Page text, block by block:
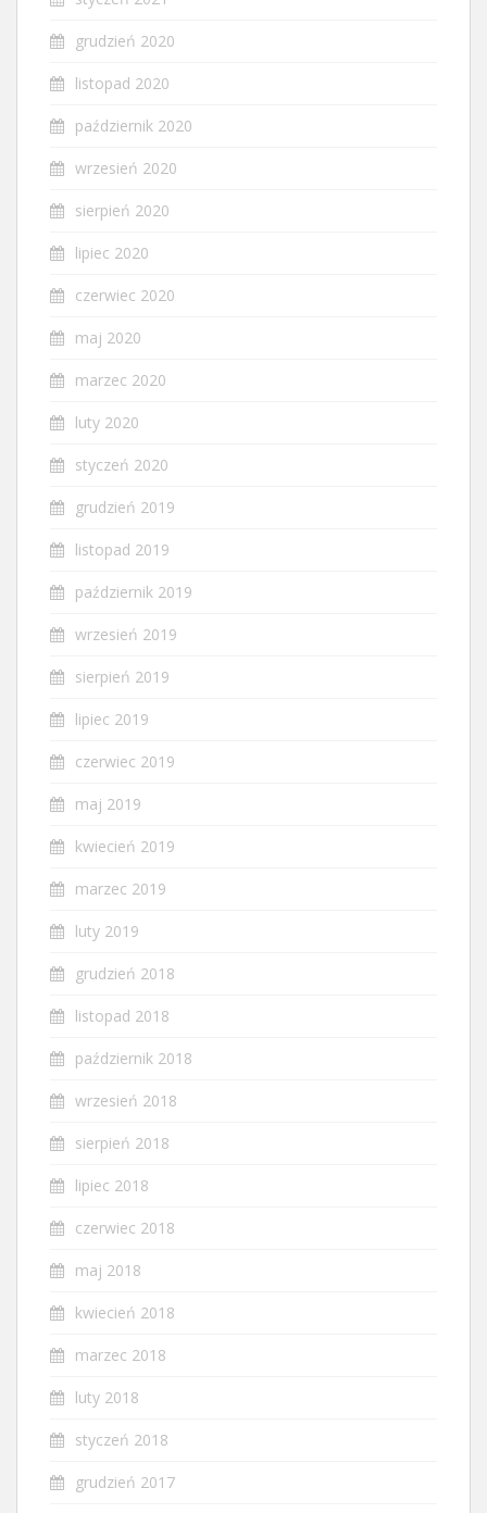
grudzień 2020
listopad 2020
październik 2020
wrzesień 2020
sierpień 2020
lipiec 2020
czerwiec 2020
maj 2020
marzec 2020
luty 2020
styczeń 2020
grudzień 2019
listopad 2019
październik 2019
wrzesień 2019
sierpień 2019
lipiec 2019
czerwiec 2019
maj 2019
kwiecień 2019
marzec 2019
luty 2019
grudzień 2018
listopad 2018
październik 2018
wrzesień 2018
sierpień 2018
lipiec 2018
czerwiec 2018
maj 2018
kwiecień 2018
marzec 2018
luty 2018
styczeń 2018
grudzień 2017